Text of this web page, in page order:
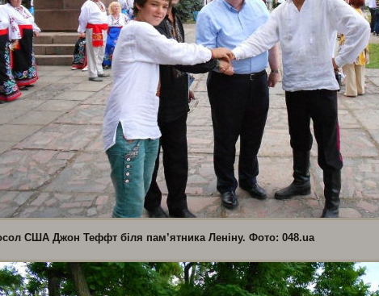
США Джон Теффт біля пам’ятника Леніну. Фото: 048.ua